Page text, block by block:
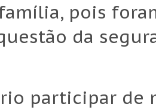
pois
da
participar de